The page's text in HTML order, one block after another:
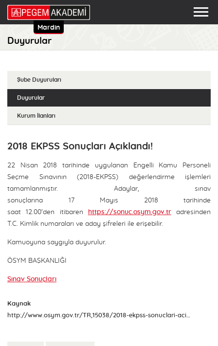
Mardin
Duyurular
Şube Duyuruları
Duyurular
Kurum İlanları
2018 EKPSS Sonuçları Açıklandı!
22 Nisan 2018 tarihinde uygulanan Engelli Kamu Personeli
Seçme Sınavının (2018-EKPSS) değerlendirme işlemleri
tamamlanmıştır. Adaylar, sınav
sonuçlarına 17 Mayıs 2018 tarihinde
saat 12.00’den itibaren https://sonuc.osym.gov.tradresinden
T.C. Kimlik numaraları ve aday şifreleri ile erişebilir.
Kamuoyuna saygıyla duyurulur.
ÖSYM BAŞKANLIĞI
Sınav Sonuçları
Kaynak
http://www.osym.gov.tr/TR,15038/2018-ekpss-sonuclari-aciklandi-17052018.html